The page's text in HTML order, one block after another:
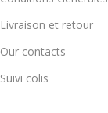
Livraison et retour
Our contacts
Suivi colis